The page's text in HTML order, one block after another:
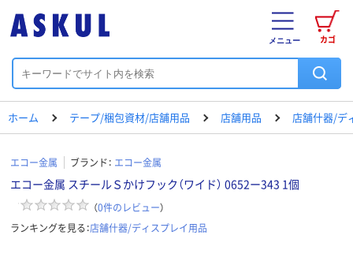
カゴ
メニュー
ホーム テープ/梱包資材/店舗用品 店舗用品 店舗什器/デ
エコー金属 ブランド： エコー金属
エコー金属 スチールＳかけフック（ワイド） 0652ー343 1個
（0件のレビュー）
ランキングを見る：店舗什器/ディスプレイ用品